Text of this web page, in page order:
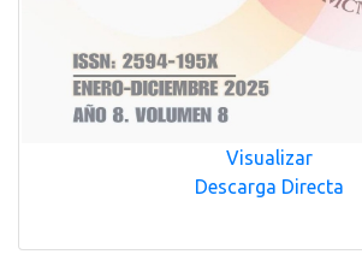
Visualizar
Descarga Directa